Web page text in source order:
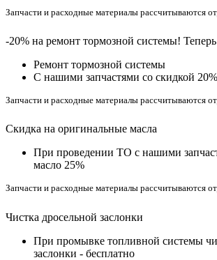
Запчасти и расходные материалы рассчитываются
-20% на ремонт тормозной системы!
Ремонт тормозной системы
С нашими запчастями со скидкой 20%
Запчасти и расходные материалы рассчитываются
Скидка на оригинальные масла
При проведении ТО с нашими
масло 25%
Запчасти и расходные материалы рассчитываются
Чистка дросельной заслонки
При промывке топливной системы
заслонки - бесплатно